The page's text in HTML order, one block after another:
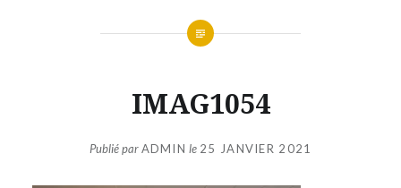
IMAG1054
Publié parADMIN le 25 JANVIER 2021